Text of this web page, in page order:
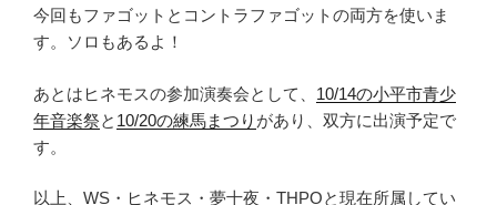
今回もファゴットとコントラファゴットの両方を使いま
す。ソロもあるよ！
あとはヒネモスの参加演奏会として、 10/14の小平市青少
年音楽祭と 10/20の練馬まつり があり、双方に出演予定で
す。
以上、WS・ヒネモス・夢十夜・THPOと現在所属してい